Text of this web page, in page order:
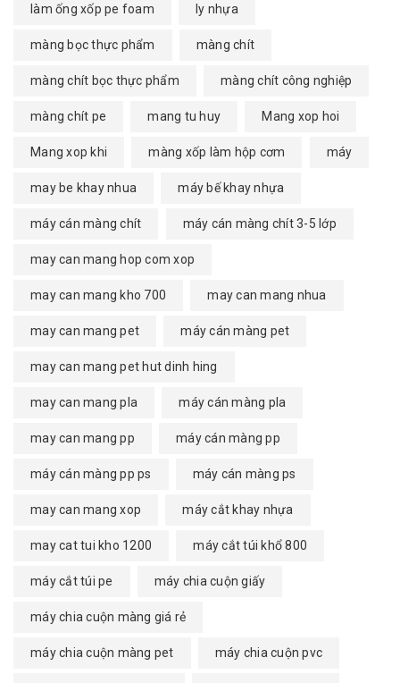
làm ống xốp pe foam ly nhựa
màng bọc thực phẩm màng chít
màng chít bọc thực phẩm màng chít công nghiệp
màng chít pe mang tu huy Mang xop hoi
Mang xop khi màng xốp làm hộp cơm máy
may be khay nhua máy bế khay nhựa
máy cán màng chít máy cán màng chít 3-5 lớp
may can mang hop com xop
may can mang kho 700 may can mang nhua
may can mang pet máy cán màng pet
may can mang pet hut dinh hing
may can mang pla máy cán màng pla
may can mang pp máy cán màng pp
máy cán màng pp ps máy cán màng ps
may can mang xop máy cắt khay nhựa
may cat tui kho 1200 máy cắt túi khổ 800
máy cắt túi pe máy chia cuộn giấy
máy chia cuộn màng giá rẻ
máy chia cuộn màng pet máy chia cuộn pvc